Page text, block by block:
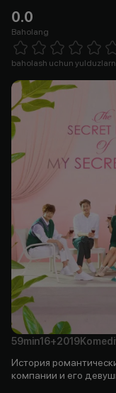
0.0
Baholang
1 Star 2 Stars 3 Stars 4 Stars5 Stars 6
baholash uchun
59min16+2019
История
компании и его